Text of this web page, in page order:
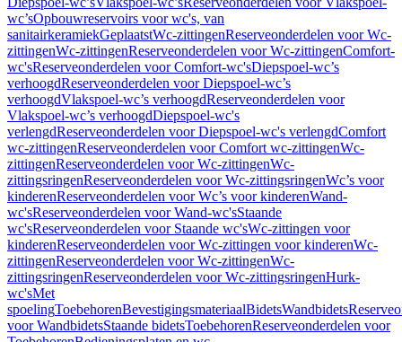
wc’sOpbouwreservoirs voor wc's, van
sanitairkeramiekGeplaatstWc-zittingenReserveonderdelen voor Wc-
zittingenWc-zittingenReserveonderdelen voor Wc-zittingenComfort-
wc'sReserveonderdelen voor Comfort-wc'sDiepspoel-wc’s
verhoogdReserveonderdelen voor Diepspoel-wc’s
verhoogdVlakspoel-wc’s verhoogdReserveonderdelen voor
Vlakspoel-wc’s verhoogdDiepspoel-wc's
verlengdReserveonderdelen voor Diepspoel-wc's verlengdComfort
wc-zittingenReserveonderdelen voor Comfort wc-zittingenWc-
zittingenReserveonderdelen voor Wc-zittingenWc-
zittingsringenReserveonderdelen voor Wc-zittingsringenWc’s voor
kinderenReserveonderdelen voor Wc’s voor kinderenWand-
wc'sReserveonderdelen voor Wand-wc'sStaande
wc'sReserveonderdelen voor Staande wc'sWc-zittingen voor
kinderenReserveonderdelen voor Wc-zittingen voor kinderenWc-
zittingenReserveonderdelen voor Wc-zittingenWc-
zittingsringenReserveonderdelen voor Wc-zittingsringenHurk-
wc'sMet
spoelingToebehorenBevestigingsmateriaalBidetsWandbidets
voor WandbidetsStaande bidetsToebehorenReserveonderdelen voor